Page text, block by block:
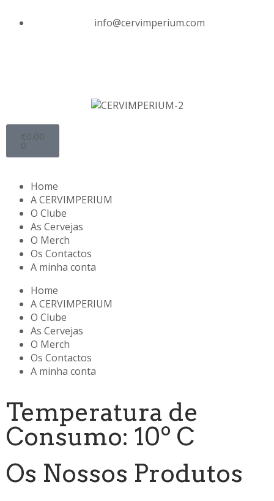
info@cervimperium.com
€0.00
0
Home
A CERVIMPERIUM
O Clube
As Cervejas
O Merch
Os Contactos
A minha conta
Home
A CERVIMPERIUM
O Clube
As Cervejas
O Merch
Os Contactos
A minha conta
Temperatura de
Consumo: 10º C
Os Nossos Produtos